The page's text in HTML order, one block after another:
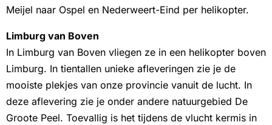
Meijel naar Ospel en Nederweert-Eind per helikopter.
Limburg van Boven
In Limburg van Boven vliegen ze in een helikopter boven
Limburg. In tientallen unieke afleveringen zie je de
mooiste plekjes van onze provincie vanuit de lucht. In
deze aflevering zie je onder andere natuurgebied De
Groote Peel. Toevallig is het tijdens de vlucht kermis in